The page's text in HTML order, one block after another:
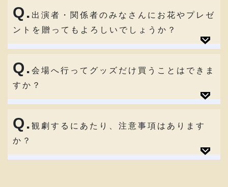
Q. 出演者・関係者のみなさんにお花やプレゼ
ントを贈ってもよろしいでしょうか？
Q. 会場へ行ってグッズだけ買うことはできま
すか？
Q. 観劇するにあたり、注意事項はあります
か？